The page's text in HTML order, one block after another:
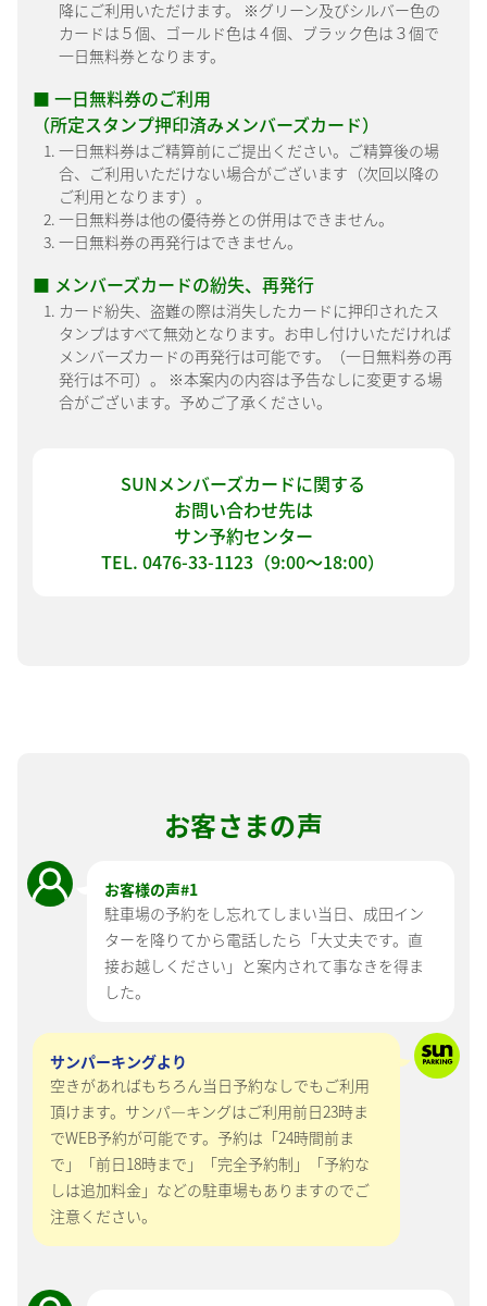
降にご利用いただけます。 ※グリーン及びシルバー色の
カードは５個、ゴールド色は４個、ブラック色は３個で
一日無料券となります。
■ 一日無料券のご利用
（所定スタンプ押印済みメンバーズカード）
一日無料券はご精算前にご提出ください。ご精算後の場
合、ご利用いただけない場合がございます（次回以降の
ご利用となります）。
一日無料券は他の優待券との併用はできません。
一日無料券の再発行はできません。
■ メンバーズカードの紛失、再発行
カード紛失、盗難の際は消失したカードに押印されたス
タンプはすべて無効となります。お申し付けいただければ
メンバーズカードの再発行は可能です。（一日無料券の再
発行は不可）。 ※本案内の内容は予告なしに変更する場
合がございます。予めご了承ください。
SUNメンバーズカードに関する
お問い合わせ先は
サン予約センター
TEL. 0476-33-1123（9:00〜18:00）
お客さまの声
お客様の声#1
駐車場の予約をし忘れてしまい当日、成田イン
ターを降りてから電話したら「大丈夫です。直
接お越しください」と案内されて事なきを得ま
した。
サンパーキングより
空きがあればもちろん当日予約なしでもご利用
頂けます。サンパ―キングはご利用前日23時ま
でWEB予約が可能です。予約は「24時間前ま
で」「前日18時まで」「完全予約制」「予約な
しは追加料金」などの駐車場もありますのでご
注意ください。